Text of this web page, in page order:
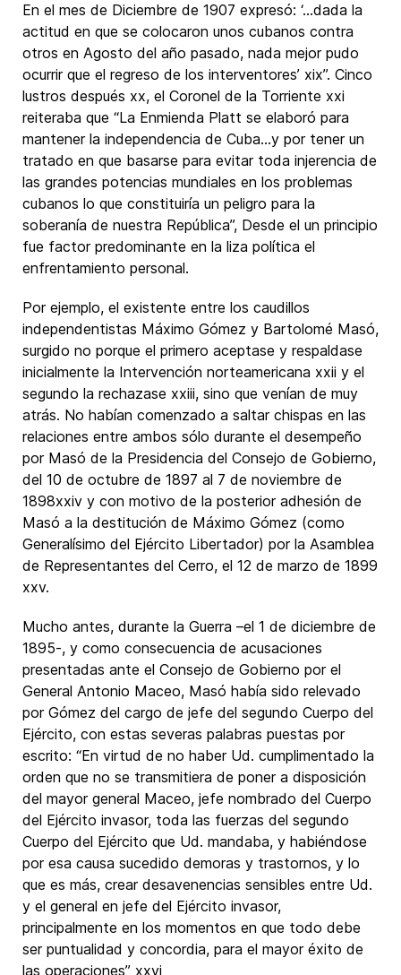
En el mes de Diciembre de 1907 expresó: ‘…dada la
actitud en que se colocaron unos cubanos contra
otros en Agosto del año pasado, nada mejor pudo
ocurrir que el regreso de los interventores’ xix”. Cinco
lustros después xx, el Coronel de la Torriente xxi
reiteraba que “La Enmienda Platt se elaboró para
mantener la independencia de Cuba…y por tener un
tratado en que basarse para evitar toda injerencia de
las grandes potencias mundiales en los problemas
cubanos lo que constituiría un peligro para la
soberanía de nuestra República”, Desde el un principio
fue factor predominante en la liza política el
enfrentamiento personal.
Por ejemplo, el existente entre los caudillos
independentistas Máximo Gómez y Bartolomé Masó,
surgido no porque el primero aceptase y respaldase
inicialmente la Intervención norteamericana xxii y el
segundo la rechazase xxiii, sino que venían de muy
atrás. No habían comenzado a saltar chispas en las
relaciones entre ambos sólo durante el desempeño
por Masó de la Presidencia del Consejo de Gobierno,
del 10 de octubre de 1897 al 7 de noviembre de
1898xxiv y con motivo de la posterior adhesión de
Masó a la destitución de Máximo Gómez (como
Generalísimo del Ejército Libertador) por la Asamblea
de Representantes del Cerro, el 12 de marzo de 1899
xxv.
Mucho antes, durante la Guerra –el 1 de diciembre de
1895-, y como consecuencia de acusaciones
presentadas ante el Consejo de Gobierno por el
General Antonio Maceo, Masó había sido relevado
por Gómez del cargo de jefe del segundo Cuerpo del
Ejército, con estas severas palabras puestas por
escrito: “En virtud de no haber Ud. cumplimentado la
orden que no se transmitiera de poner a disposición
del mayor general Maceo, jefe nombrado del Cuerpo
del Ejército invasor, toda las fuerzas del segundo
Cuerpo del Ejército que Ud. mandaba, y habiéndose
por esa causa sucedido demoras y trastornos, y lo
que es más, crear desavenencias sensibles entre Ud.
y el general en jefe del Ejército invasor,
principalmente en los momentos en que todo debe
ser puntualidad y concordia, para el mayor éxito de
las operaciones” xxvi